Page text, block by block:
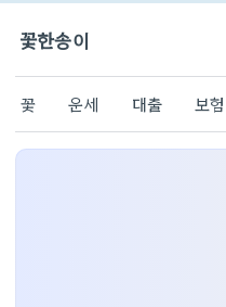
꽃한송이
꽃 운세 대출 보험